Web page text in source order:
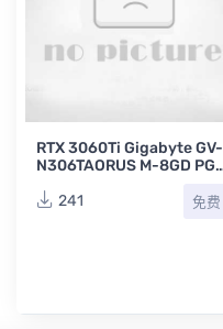
RTX 3060Ti Gigabyte GV-
N306TAORUS M-8GD PG1
路原理图
241 免费